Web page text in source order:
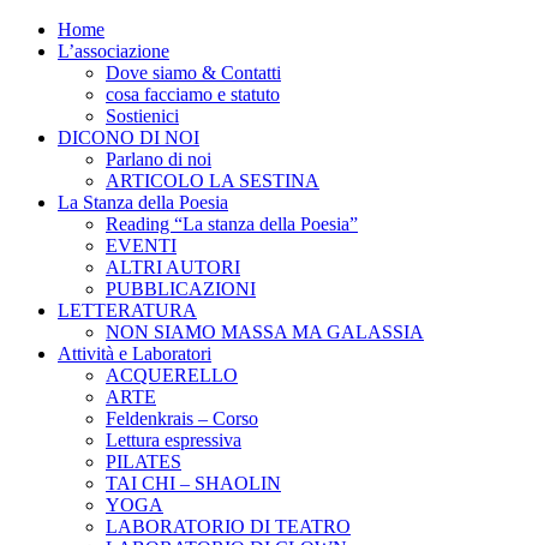
Home
L’associazione
Dove siamo & Contatti
cosa facciamo e statuto
Sostienici
DICONO DI NOI
Parlano di noi
ARTICOLO LA SESTINA
La Stanza della Poesia
Reading “La stanza della Poesia”
EVENTI
ALTRI AUTORI
PUBBLICAZIONI
LETTERATURA
NON SIAMO MASSA MA GALASSIA
Attività e Laboratori
ACQUERELLO
ARTE
Feldenkrais – Corso
Lettura espressiva
PILATES
TAI CHI – SHAOLIN
YOGA
LABORATORIO DI TEATRO